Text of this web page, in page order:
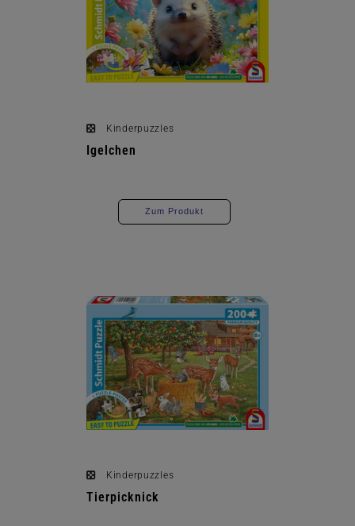
Kinderpuzzles
Igelchen
Zum Produkt
Kinderpuzzles
Tierpicknick